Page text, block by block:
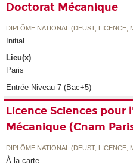
Doctorat Mécanique
DIPLÔME NATIONAL (DEUST, LICENCE,
Initial
Lieu(x)
Paris
Entrée Niveau 7 (Bac+5)
Licence Sciences
Mécanique (Cnam
DIPLÔME NATIONAL (DEUST, LICENCE,
À la carte